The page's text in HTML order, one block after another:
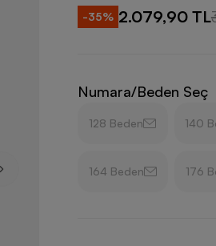
-35% 2.079,90 TL
Numara/Beden Seç
128 Beden 140
164 Beden 176